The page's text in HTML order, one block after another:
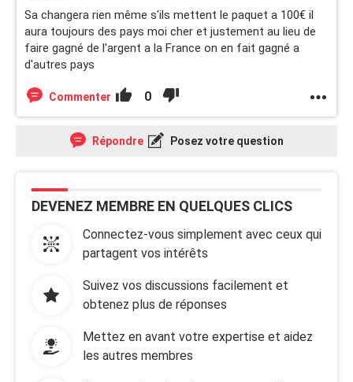
Sa changera rien même s'ils mettent le paquet a 100€ il
aura toujours des pays moi cher et justement au lieu de
faire gagné de l'argent a la France on en fait gagné a
d'autres pays
Commenter 0
Répondre Posez votre question
DEVENEZ MEMBRE EN QUELQUES CLICS
Connectez-vous simplement avec ceux qui
partagent vos intérêts
Suivez vos discussions facilement et
obtenez plus de réponses
Mettez en avant votre expertise et aidez
les autres membres